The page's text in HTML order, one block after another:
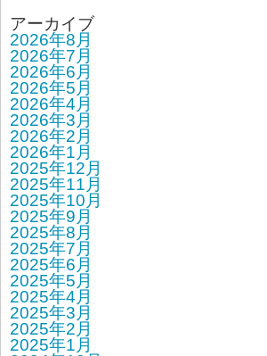
アーカイブ
2026年8月
2026年7月
2026年6月
2026年5月
2026年4月
2026年3月
2026年2月
2026年1月
2025年12月
2025年11月
2025年10月
2025年9月
2025年8月
2025年7月
2025年6月
2025年5月
2025年4月
2025年3月
2025年2月
2025年1月